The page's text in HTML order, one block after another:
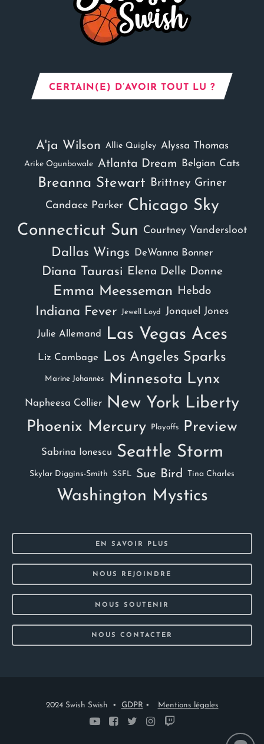
CERTAIN(E) D’AVOIR TOUT LU ?
A'ja Wilson Allie Quigley Alyssa Thomas
Arike Ogunbowale Atlanta Dream Belgian Cats
Breanna Stewart Brittney Griner
Candace Parker Chicago Sky
Connecticut Sun
Courtney Vandersloot
Dallas Wings DeWanna Bonner
Diana Taurasi Elena Delle Donne
Emma Meesseman Hebdo
Indiana Fever Jewell Loyd Jonquel Jones
Julie Allemand Las Vegas Aces
Liz Cambage Los Angeles Sparks
Marine Johannès Minnesota Lynx
Napheesa Collier New York Liberty
Phoenix Mercury Playoffs Preview
Sabrina Ionescu Seattle Storm
Skylar Diggins-Smith SSFL Sue Bird Tina Charles
Washington Mystics
EN SAVOIR PLUS
NOUS REJOINDRE
NOUS SOUTENIR
NOUS CONTACTER
2024 Swish Swish • GDPR • Mentions légales